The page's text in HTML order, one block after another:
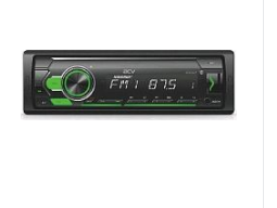
Купить в 1 клик
Сравнение
В избранное